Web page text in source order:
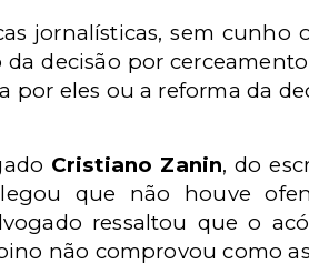
jornalísticas, sem cunho
decisão por
por eles ou a reforma da
Cristiano Zanin, do
que não houve
ressaltou que o
não comprovou como